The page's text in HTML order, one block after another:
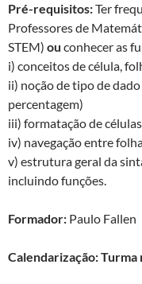
Pré-requisitos:Ter
Professores de
STEM) ou conhecer as
i) conceitos de célula,
ii) noção de tipo de
percentagem)
iii) formatação de
iv) navegação entre
v) estrutura geral da
incluindo funções.
Formador: Paulo Fallen
Calendarização: